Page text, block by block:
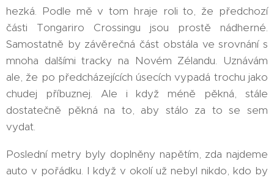
hezká. Podle mě v tom hraje roli to, že předchozí
části Tongariro Crossingu jsou prostě nádherné.
Samostatně by závěrečná část obstála ve srovnání s
mnoha dalšími tracky na Novém Zélandu. Uznávám
ale, že po předcházejících úsecích vypadá trochu jako
chudej příbuznej. Ale i když méně pěkná, stále
dostatečně pěkná na to, aby stálo za to se sem
vydat.
Poslední metry byly doplněny napětím, zda najdeme
auto v pořádku. I když v okolí už nebyl nikdo, kdo by